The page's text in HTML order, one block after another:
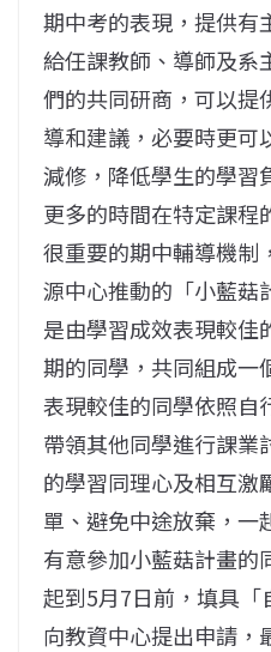
期中考的表現，提供有
給任課教師、導師及系
們的共同研商，可以提
導和建議，必要時更可
減修，降低學生的學習
更多的時間在特定課程
很重要的期中輔導機制
源中心推動的「小藍菇
是由學習成效表現較佳
期的同學，共同組成一
表現較佳的同學依照自
帶領其他同學進行課業
的學習同理心及相互激
單、避免中途放棄，一
有意參加小藍菇計畫的
起到5月7日前，填具「
向教資中心提出申請，